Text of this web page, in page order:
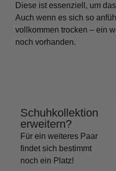
Diese ist essenziell, um
Auch wenn es sich so
vollkommen trocken – ein
noch vorhanden.
Schuhkollektion
erweitern?
Für ein weiteres Paar
findet sich bestimmt
noch ein Platz!